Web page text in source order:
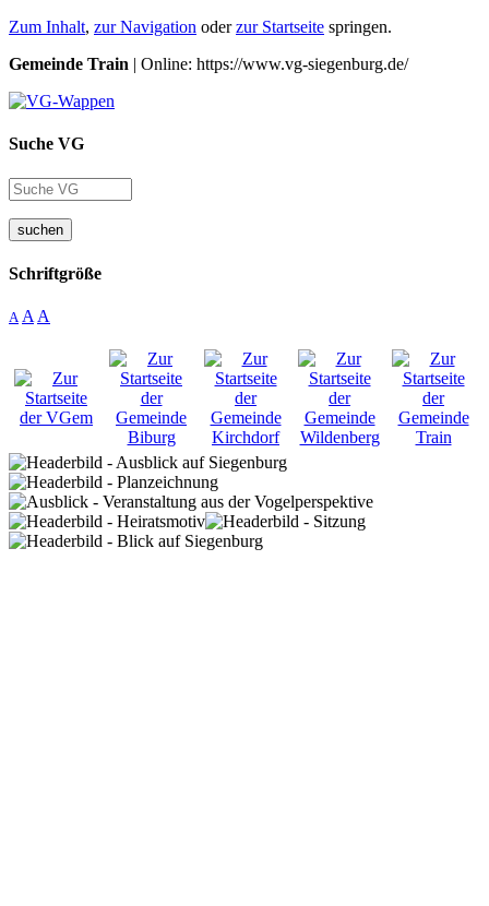
Zum Inhalt, zur Navigation oderzur Startseite springen.
Gemeinde Train | Online: https://www.vg-siegenburg.de/
Suche VG
suchen
Schriftgröße
A A A